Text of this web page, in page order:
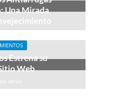
Una Mirada
Estrena su
Web
atrás